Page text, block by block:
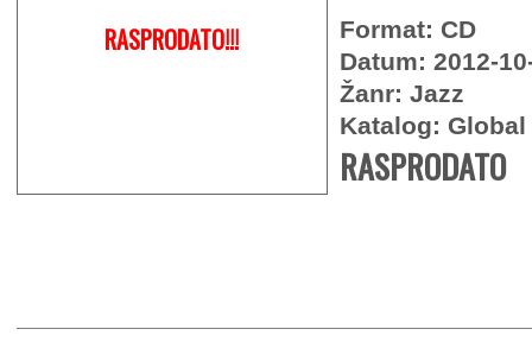
RASPRODATO!!!
Format: CD
Datum: 2012-
Žanr: Jazz
Katalog:
RASPRODATO